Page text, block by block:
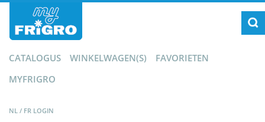
CATALOGUS WINKELWAGEN(S)
FAVORIETEN
MYFRIGRO
NL / FR LOGIN